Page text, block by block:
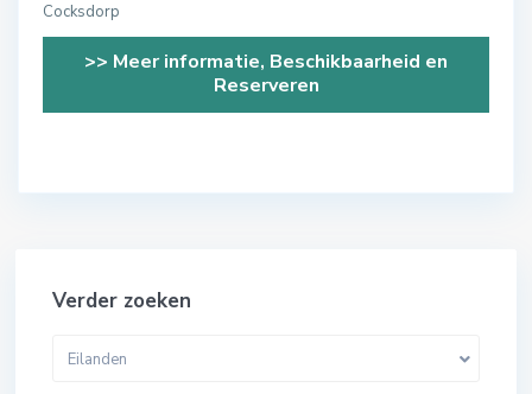
Cocksdorp
>> Meer informatie, Beschikbaarheid en
Reserveren
Verder zoeken
Eilanden